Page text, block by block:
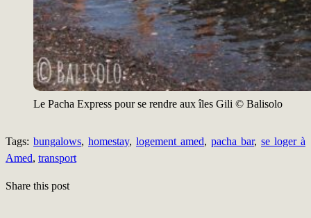
Le Pacha Express pour se rendre aux îles Gili © Balisolo
Tags: bungalows, homestay, logement amed, pacha bar, se loger à
Amed, transport
Share this post